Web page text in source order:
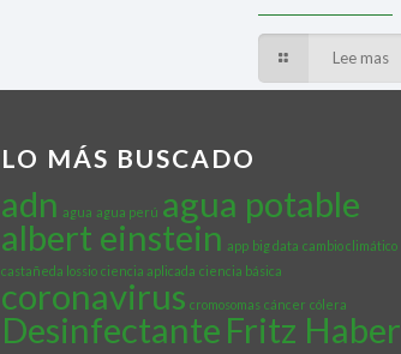
Lee mas
LO MÁS BUSCADO
adn agua agua perú agua potable
albert einstein app big data cambio climático
castañeda lossio ciencia aplicada ciencia básica
coronavirus cromosomas cáncer cólera
Desinfectante Fritz Haber